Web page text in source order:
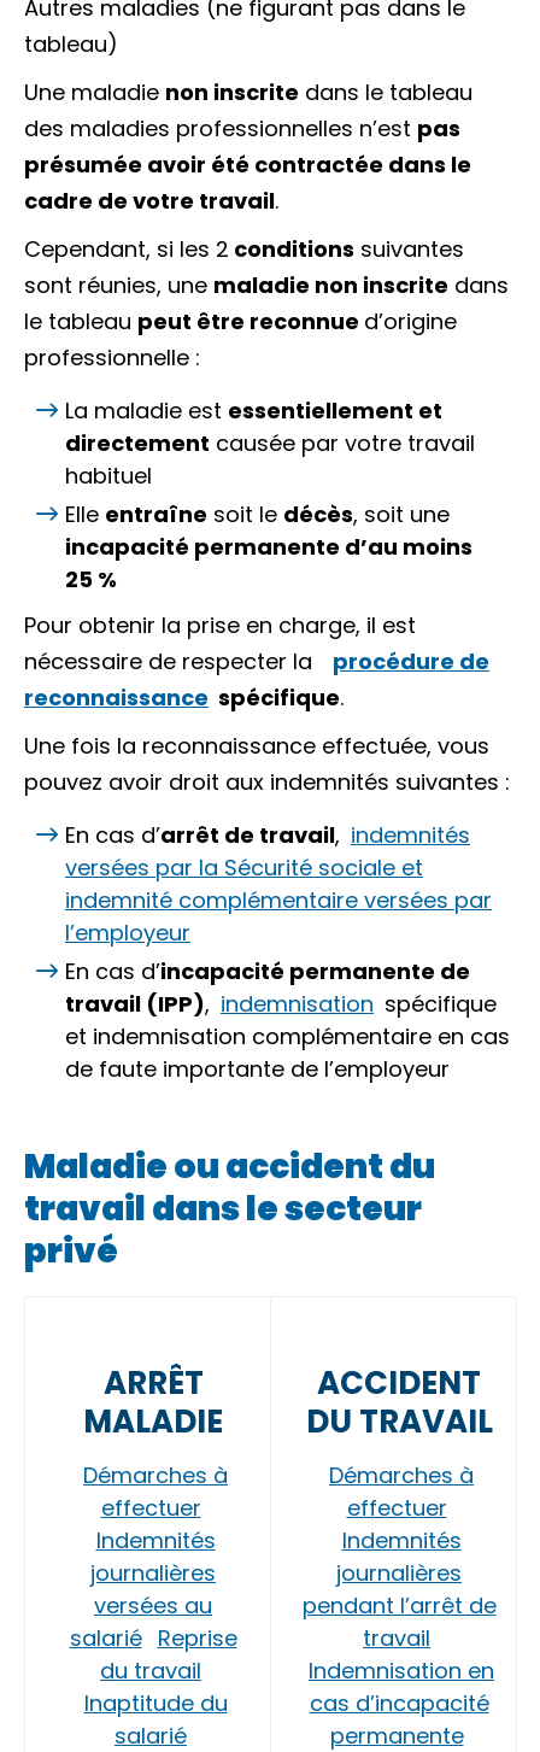
Autres maladies (ne figurant pas dans le
tableau)
Une maladie non inscrite dans le tableau
des maladies professionnelles n’est pas
présumée avoir été contractée dans le
cadre de votre travail.
Cependant, si les 2 conditions suivantes
sont réunies, une maladie non inscrite dans
le tableau peut être reconnue d’origine
professionnelle :
La maladie est essentiellement et
directement causée par votre travail
habituel
Elle entraîne soit le décès, soit une
incapacité permanente d’au moins
25 %
Pour obtenir la prise en charge, il est
nécessaire de respecter la
procédure de
reconnaissance spécifique.
Une fois la reconnaissance effectuée, vous
pouvez avoir droit aux indemnités suivantes :
En cas d’arrêt de travail, indemnités
versées par la Sécurité sociale et
indemnité complémentaire versées par
l’employeur
En cas d’incapacité permanente de
travail (IPP), indemnisation spécifique
et indemnisation complémentaire en cas
de faute importante de l’employeur
Maladie ou accident du
travail dans le secteur
privé
ARRÊT
MALADIE
Démarches à
effectuer
Indemnités
journalières
versées au
salarié Reprise
du travail
Inaptitude du
salarié
ACCIDENT
DU TRAVAIL
Démarches à
effectuer
Indemnités
journalières
pendant l’arrêt de
travail
Indemnisation en
cas d’incapacité
permanente